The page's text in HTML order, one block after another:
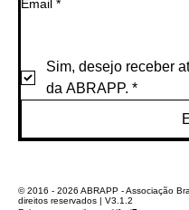
Email *
Sim, desejo receber
da ABRAPP. *
© 2016 - 2026 ABRAPP - Associação
direitos reservados | V3.1.2